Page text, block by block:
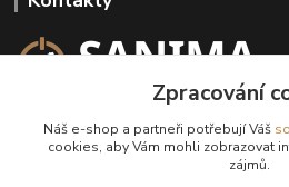
+420 602 647 136
(Po-Pá, 9-18 hod.)
Zpracování
Náš e-shop a partneři potřebují Váš
cookies, aby Vám mohli zobrazovat
zájmů.